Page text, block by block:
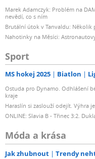
Marek Adamczyk: Problém na
nevědí, co s ním
Brutální útok v Tanvaldu: Několik
Nahotinky na Měsíci:
Sport
MS hokej 2025 Biatlon
Ostuda pro Dynamo. Odhlášení
kraje
Haraslín si zaslouží odejít. Výhra
ONLINE: Slavia B - Třinec 3:2.
Móda a krása
Jak zhubnout Trendy